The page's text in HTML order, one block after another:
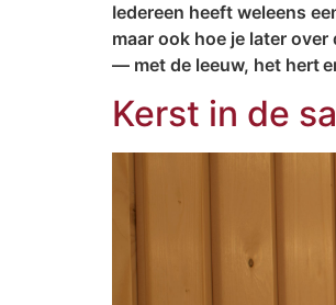
Iedereen heeft weleens
maar ook hoe je later
— met de leeuw, het hert
Kerst in de